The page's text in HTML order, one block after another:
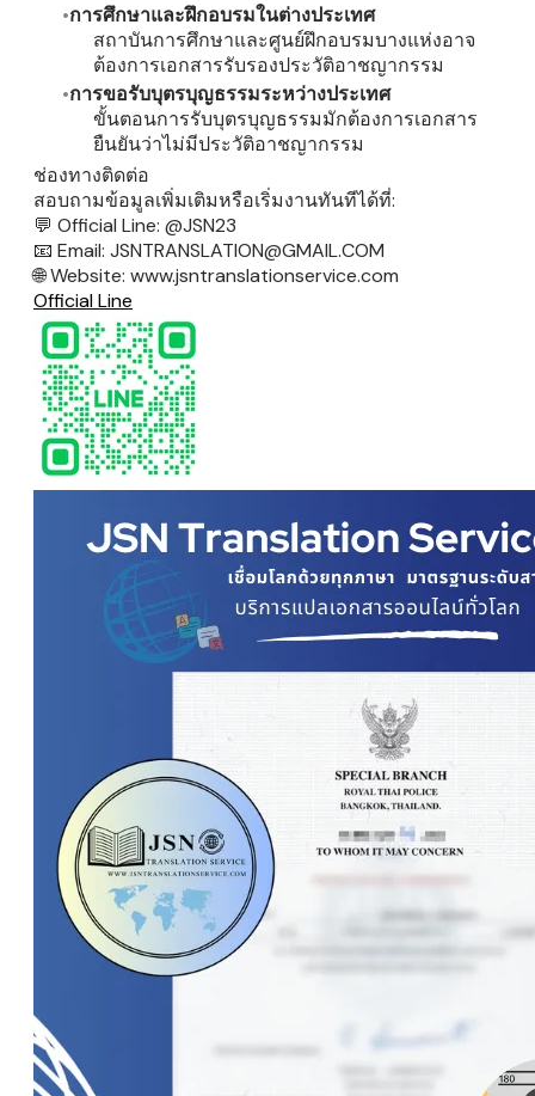
การศึกษาและฝึกอบรมในต่างประเทศ
สถาบันการศึกษาและศูนย์ฝึกอบรมบางแห่งอาจ
ต้องการเอกสารรับรองประวัติอาชญากรรม
การขอรับบุตรบุญธรรมระหว่างประเทศ
ขั้นตอนการรับบุตรบุญธรรมมักต้องการเอกสาร
ยืนยันว่าไม่มีประวัติอาชญากรรม
ช่องทางติดต่อ
สอบถามข้อมูลเพิ่มเติมหรือเริ่มงานทันทีได้ที่:
💬 Official Line: @JSN23
​📧 Email: JSNTRANSLATION@GMAIL.COM
​🌐Website: www.jsntranslationservice.com
Official Line